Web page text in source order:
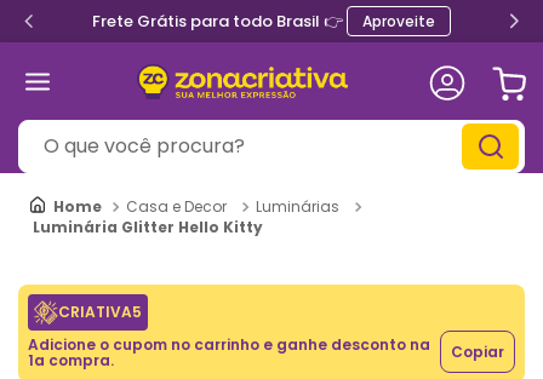
Frete Grátis para todo Brasil 👉 Aproveite
O que você procura?
Casa e Decor
Luminárias
Luminária Glitter Hello Kitty
CRIATIVA5
Adicione o cupom no carrinho e ganhe desconto na
1a compra. Copiar